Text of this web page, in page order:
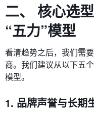
二、 核心选
“五力”模型
看清趋势之后，我们需
商。我们建议从以下五
模型。
1. 品牌声誉与长期